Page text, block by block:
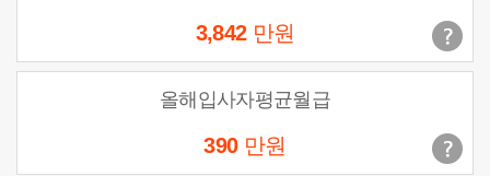
3,842 만원
올해입사자평균월급
390 만원